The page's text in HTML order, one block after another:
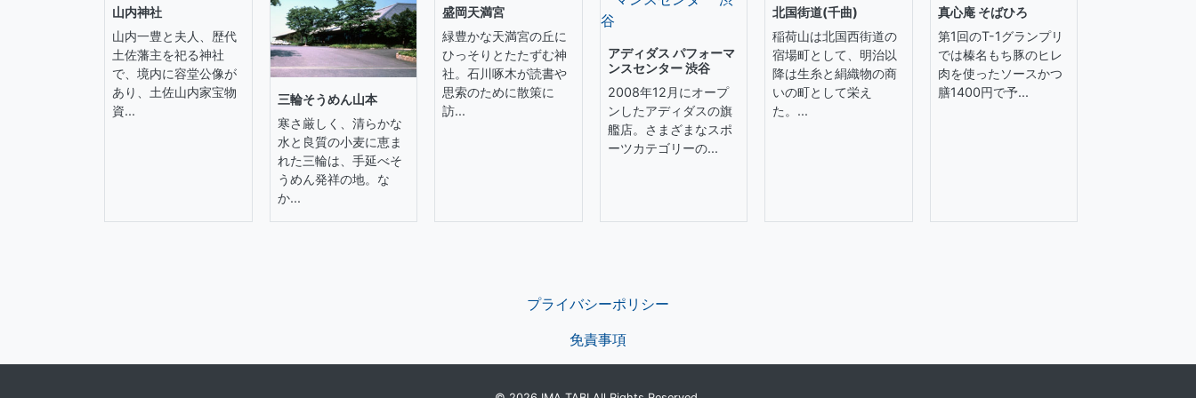
山内神社
山内一豊と夫人、歴代
土佐藩主を祀る神社
で、境内に容堂公像が
あり、土佐山内家宝物
資...
三輪そうめん山本
寒さ厳しく、清らかな
水と良質の小麦に恵ま
れた三輪は、手延べそ
うめん発祥の地。な
か...
盛岡天満宮
緑豊かな天満宮の丘に
ひっそりとたたずむ神
社。石川啄木が読書や
思索のために散策に
訪...
アディダス パフォーマ
ンスセンター 渋谷
2008年12月にオープ
ンしたアディダスの旗
艦店。さまざまなスポ
ーツカテゴリーの...
北国街道(千曲)
稲荷山は北国西街道の
宿場町として、明治以
降は生糸と絹織物の商
いの町として栄え
た。...
真心庵 そばひろ
第1回のT-1グランプリ
では榛名もち豚のヒレ
肉を使ったソースかつ
膳1400円で予...
プライバシーポリシー
免責事項